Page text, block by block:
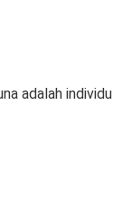
adalah individu